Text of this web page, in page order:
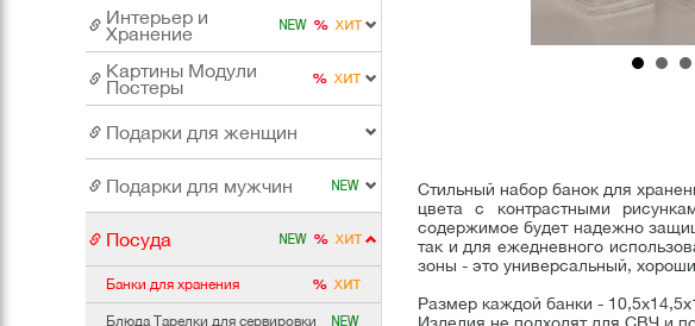
Интерьер и
Хранение
Картины Модули
Постеры
Подарки для женщин
Подарки для мужчин
Посуда
Банки для хранения
Блюда Тарелки для сервировки
Стильный набор банок для
цвета с контрастными
содержимое будет надежно
так и для ежедневного
зоны - это универсальный,
Размер каждой банки -